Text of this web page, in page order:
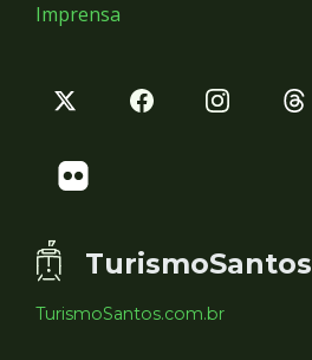
Imprensa
TurismoSantos
TurismoSantos.com.br